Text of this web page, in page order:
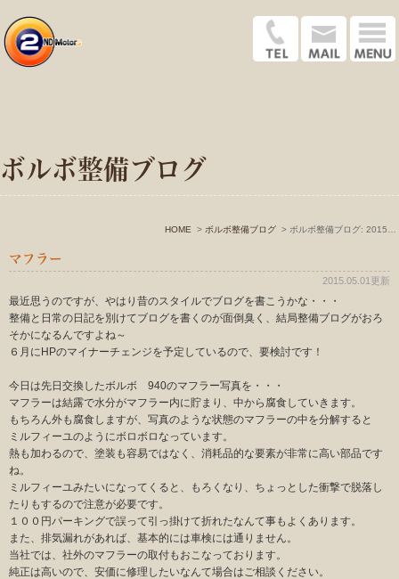
ボルボ整備ブログ
HOME ボルボ整備ブログ
マフラー
2015.05.01更新
最近思うのですが、やはり昔のスタイルでブログを書こうかな・・・
整備と日常の日記を別けてブログを書くのが面倒臭く、結局整備ブログがおろ
そかになるんですよね～
６月にHPのマイナーチェンジを予定しているので、要検討です！
今日は先日交換したボルボ 940のマフラー写真を・・・
マフラーは結露で水分がマフラー内に貯まり、中から腐食していきます。
もちろん外も腐食しますが、写真のような状態のマフラーの中を分解すると
ミルフィーユのようにボロボロなっています。
熱も加わるので、塗装も容易ではなく、消耗品的な要素が非常に高い部品です
ね。
ミルフィーユみたいになってくると、もろくなり、ちょっとした衝撃で脱落し
たりもするので注意が必要です。
１００円パーキングで誤って引っ掛けて折れたなんて事もよくあります。
また、排気漏れがあれば、基本的には車検には通りません。
当社では、社外のマフラーの取付もおこなっております。
純正は高いので、安価に修理したいなんて場合はご相談ください。